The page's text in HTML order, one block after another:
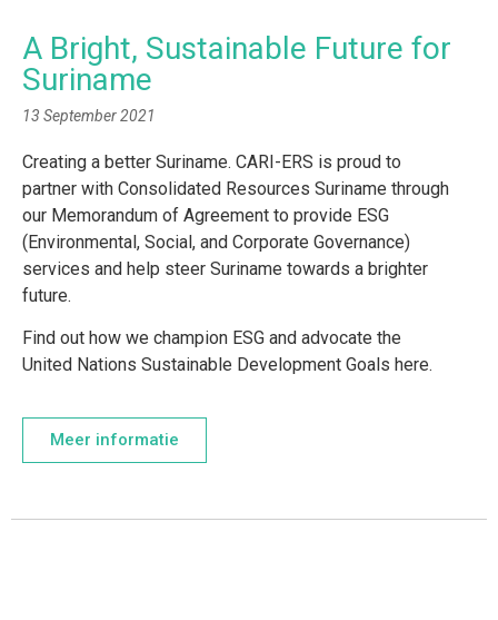
A Bright, Sustainable Future for
Suriname
13 September 2021
Creating a better Suriname. CARI-ERS is proud to
partner with Consolidated Resources Suriname through
our Memorandum of Agreement to provide ESG
(Environmental, Social, and Corporate Governance)
services and help steer Suriname towards a brighter
future.
Find out how we champion ESG and advocate the
United Nations Sustainable Development Goals here.
Meer informatie